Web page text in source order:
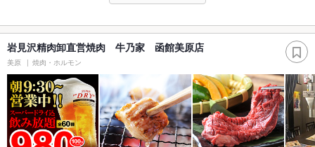
岩見沢精肉卸直営焼肉 牛乃家 函館美原店
美原 焼肉・ホルモン